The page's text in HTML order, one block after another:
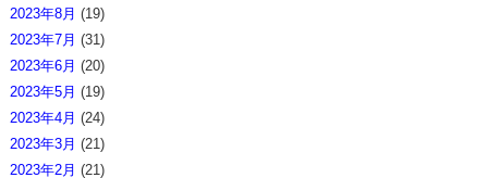
2023年8月 (19)
2023年7月 (31)
2023年6月 (20)
2023年5月 (19)
2023年4月 (24)
2023年3月 (21)
2023年2月 (21)